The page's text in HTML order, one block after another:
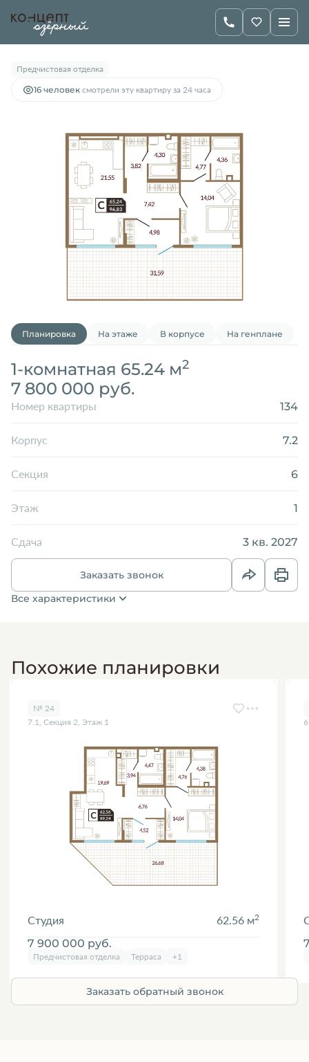
1-комнатная65.24 м 7 800 000 руб.
Предчистовая отделка
16 человек смотрели эту квартиру за 24 часа
Планировка На этаже В корпусе На генплане
1-комнатная 65.24 м2
7 800 000 руб.
Номер квартиры 134
Корпус 7.2
Секция 6
Этаж 1
Сдача 3 кв. 2027
Заказать звонок
Все характеристики
Похожие планировки
№ 24
7.1, Секция 2, Этаж 1
Студия 62.56 м2
7 900 000 руб.
Предчистовая отделка Терраса +1
Заказать обратный звонок